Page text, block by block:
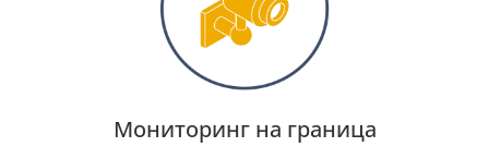
Мониторинг на граница